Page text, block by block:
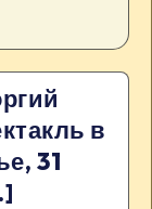
в
31